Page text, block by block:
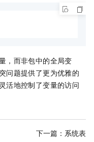
，而非包中的全局变
问题提供了更为优雅的
活地控制了变量的访问
下一篇： 系统表